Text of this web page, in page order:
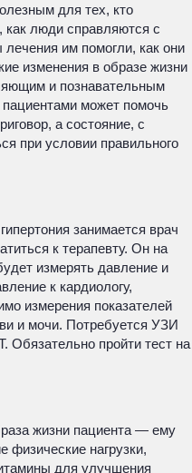
для тех, кто
как люди справляются с
им помогли, как они
изменения в образе жизни
и познавательным
может помочь
а состояние, с
при условии правильного
занимается врач
к терапевту. Он на
измерять давление и
к кардиологу,
измерения показателей
и мочи. Потребуется УЗИ
Обязательно пройти тест на
жизни пациента — ему
нагрузки,
для улучшения